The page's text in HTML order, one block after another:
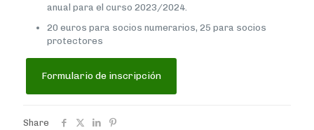
anual para el curso 2023/2024.
20 euros para socios numerarios, 25 para socios
protectores
Formulario de inscripción
Share